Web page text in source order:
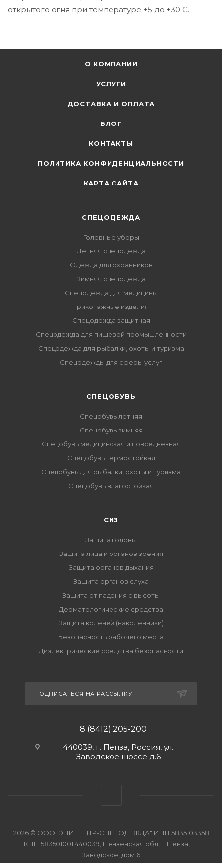
открытого огня при температуре +5 до +30 С.
О КОМПАНИИ
УСЛУГИ
ДОСТАВКА И ОПЛАТА
БЛОГ
КОНТАКТЫ
ПОЛИТИКА КОНФИДЕНЦИАЛЬНОСТИ
КАРТА САЙТА
СПЕЦОДЕЖДА
Головные уборы
Летняя спецодежда
Одежда для охранников
Зимняя спецодежда
Спецодежда для медицины
Трикотажные изделия
Спецодежда защитная
Спецодежда для пищевой промышленности
Спецодежда для рыбалки, охоты и туризма
Спецодежды для сферы услуг
CПЕЦОБУВЬ
Спецобувь летняя
Спецобувь зимняя
Спецобувь медицинская и повседневная
Спецобувь термостойкая
Спецобувь для рыбалки, охоты и туризма
Спецобувь влагостойкая
СИЗ
Защита головы
Защита лица и органов зрения
Защита органов дыхания
Защита органов слуха
Защита от падения с высоты
Дерматологические средства
Защита коленей (наколенники)
Безопасность рабочего места
Диэлектрические средства безопасности
ПОДПИСАТЬСЯ НА РАССЫЛКУ
8 (8412) 205-200
440039, г. Пенза, Россия, ул.
Заводское шоссе д.6
2026 © ООО "ЭПИЦЕНТР-СПЕЦОДЕЖДА" ИНН 5835103358
КПП 583501001 440039, Пензенская обл, г. Пенза, ш.
Заводское, дом 6